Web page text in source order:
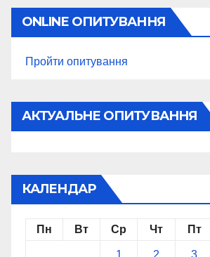
ONLINE ОПИТУВАННЯ
Пройти опитування
АКТУАЛЬНЕ ОПИТУВАННЯ
КАЛЕНДАР
Пн Вт Ср Чт Пт